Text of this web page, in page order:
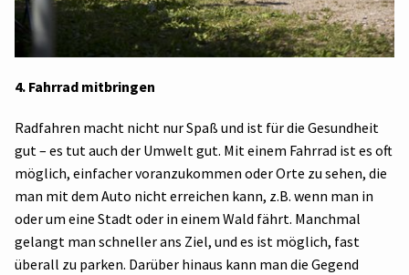
4. Fahrrad mitbringen
Radfahren macht nicht nur Spaß und ist für die Gesundheit
gut – es tut auch der Umwelt gut. Mit einem Fahrrad ist es oft
möglich, einfacher voranzukommen oder Orte zu sehen, die
man mit dem Auto nicht erreichen kann, z.B. wenn man in
oder um eine Stadt oder in einem Wald fährt. Manchmal
gelangt man schneller ans Ziel, und es ist möglich, fast
überall zu parken. Darüber hinaus kann man die Gegend